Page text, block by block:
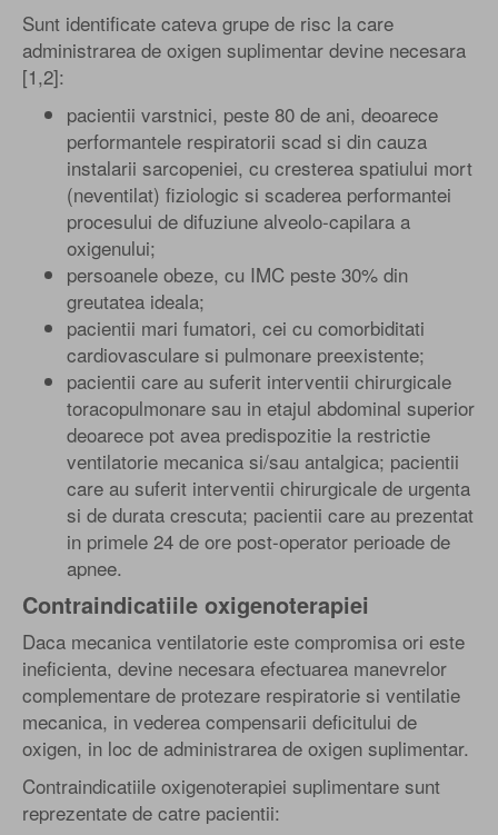
Sunt identificate cateva grupe de risc la care
administrarea de oxigen suplimentar devine necesara
[1,2]:
pacientii varstnici, peste 80 de ani, deoarece
performantele respiratorii scad si din cauza
instalarii sarcopeniei, cu cresterea spatiului mort
(neventilat) fiziologic si scaderea performantei
procesului de difuziune alveolo-capilara a
oxigenului;
persoanele obeze, cu IMC peste 30% din
greutatea ideala;
pacientii mari fumatori, cei cu comorbiditati
cardiovasculare si pulmonare preexistente;
pacientii care au suferit interventii chirurgicale
toracopulmonare sau in etajul abdominal superior
deoarece pot avea predispozitie la restrictie
ventilatorie mecanica si/sau antalgica; pacientii
care au suferit interventii chirurgicale de urgenta
si de durata crescuta; pacientii care au prezentat
in primele 24 de ore post-operator perioade de
apnee.
Contraindicatiile oxigenoterapiei
Daca mecanica ventilatorie este compromisa ori este
ineficienta, devine necesara efectuarea manevrelor
complementare de protezare respiratorie si ventilatie
mecanica, in vederea compensarii deficitului de
oxigen, in loc de administrarea de oxigen suplimentar.
Contraindicatiile oxigenoterapiei suplimentare sunt
reprezentate de catre pacientii: